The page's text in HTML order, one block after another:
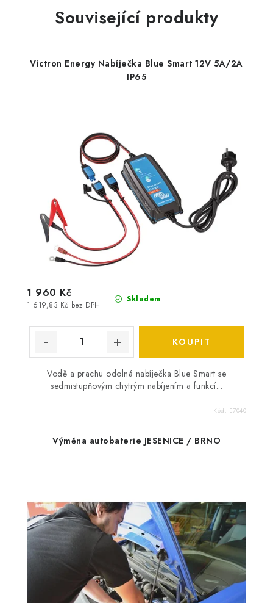
Související produkty
Victron Energy Nabíječka Blue Smart 12V 5A/2A
IP65
Skladem
1 619,83 Kč bez DPH
1 960 Kč
Vodě a prachu odolná nabíječka Blue Smart se
sedmistupňovým chytrým nabíjením a funkcí...
Kód: E7040
Výměna autobaterie JESENICE / BRNO